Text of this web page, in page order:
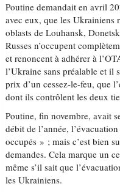
Poutine demandait en avril
avec eux, que les Ukrainiens
oblasts de Louhansk,
Russes n’occupent
et renoncent à adhérer à
l’Ukraine sans préalable et il
prix d’un cessez-le-feu, que
dont ils contrôlent les deux
Poutine, fin novembre, avait
débit de l’année,
occupés » ; mais c’est bien
demandes. Cela marque un
même s’il sait que
les Ukrainiens.